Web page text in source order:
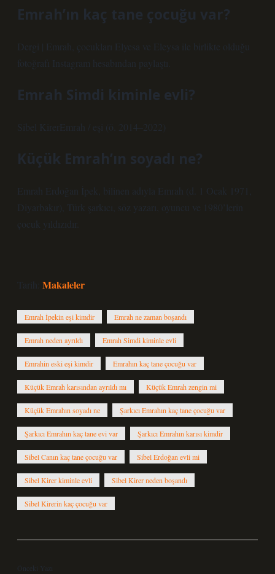
Emrah’ın kaç tane çocuğu var?
Dergi | Emrah, çocukları Elyesa ve Eleysa ile birlikte olduğu
fotoğrafı Instagram hesabından paylaştı.
Emrah Simdi kiminle evli?
Sibel KirerEmrah / eşi (ö. 2014–2022)
Küçük Emrah’ın soyadı ne?
Emrah Erdoğan İpek, bilinen adıyla Emrah (d. 1 Ocak 1971,
Diyarbakır), Türk şarkıcı, söz yazarı, oyuncu ve 1980’lerin
çocuk yıldızıdır.
Tarih: Makaleler
Emrah İpekin eşi kimdir Emrah ne zaman boşandı
Emrah neden ayrıldı Emrah Simdi kiminle evli
Emrahin eski eşi kimdir Emrahın kaç tane çocuğu var
Küçük Emrah karısından ayrıldı mı Küçük Emrah zengin mi
Küçük Emrahın soyadı ne Şarkıcı Emrahın kaç tane çocuğu var
Şarkıcı Emrahın kaç tane evi var Şarkıcı Emrahın karısı kimdir
Sibel Canın kaç tane çocuğu var Sibel Erdoğan evli mi
Sibel Kirer kiminle evli Sibel Kirer neden boşandı
Sibel Kirerin kaç çocuğu var
Önceki Yazı